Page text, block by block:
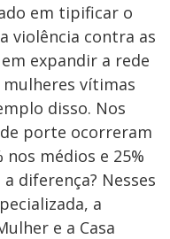
em tipificar o
violência contra as
expandir a rede
mulheres vítimas
disso. Nos
porte ocorreram
médios e 25%
diferença? Nesses
a
e a Casa